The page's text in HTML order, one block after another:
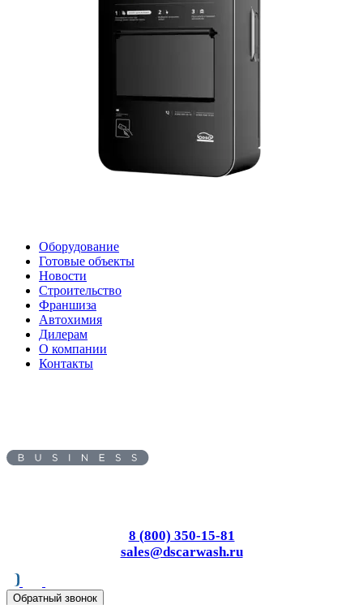
Оборудование
Готовые объекты
Новости
Строительство
Франшиза
Автохимия
Дилерам
О компании
Контакты
8 (800) 350-15-81
sales@dscarwash.ru
Обратный звонок